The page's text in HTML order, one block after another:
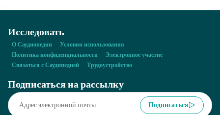
Исследовать
О Саудиопедии
Условия использования
Политика конфиденциальности
Электронное участие
Связаться с Саудипедией
Трудоустройство
Подписаться на рассылку
Подписаться